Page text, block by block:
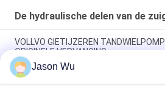
De hydraulische delen van de
VOLLVO GIETIJZEREN
ORIGINELE VERVANGING
VOLLVO GIETIJZEREN
ORIGINELE VERVANGING
Jason Wu